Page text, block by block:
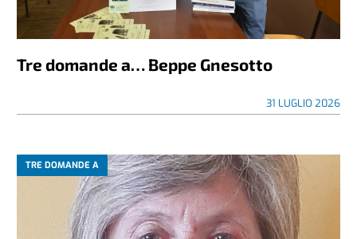
Tre domande a… Beppe Gnesotto
31 LUGLIO 2026
TRE DOMANDE A